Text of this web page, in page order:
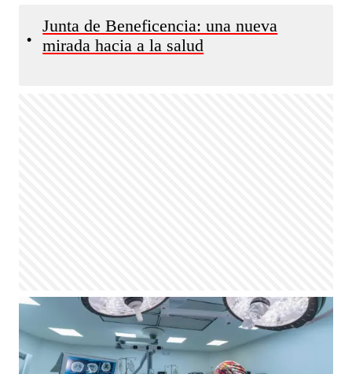
•
Junta de Beneficencia: una nueva
mirada hacia a la salud